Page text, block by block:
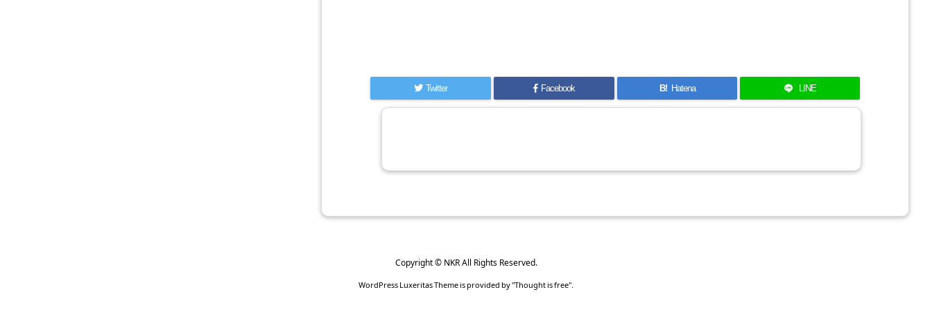
Twitter Facebook B! Hatena LINE
Copyright © NKRAll Rights Reserved.
WordPress Luxeritas Theme is provided by "Thought is free".